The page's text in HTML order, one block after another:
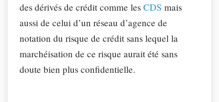
des dérivés de crédit comme les CDS mais
aussi de celui d’un réseau d’agence de
notation du risque de crédit sans lequel la
marchéisation de ce risque aurait été sans
doute bien plus confidentielle.